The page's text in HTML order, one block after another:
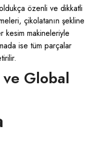
özenli ve dikkatli
çikolatanın şekline
kesim makineleriyle
ise tüm parçalar
ve Global